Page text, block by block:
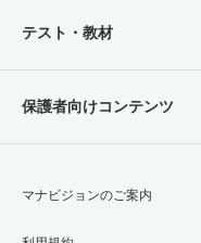
テスト・教材
保護者向けコンテンツ
マナビジョンのご案内